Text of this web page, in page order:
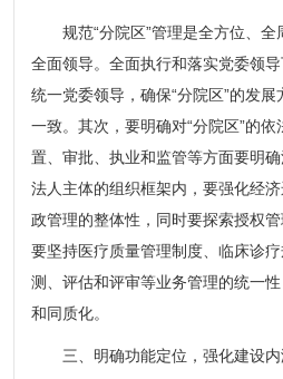
规范“分院区”管理是全方位、全
全面领导。全面执行和落实党委领
统一党委领导，确保“分院区”的发
一致。其次，要明确对“分院区”的
置、审批、执业和监管等方面要明
法人主体的组织框架内，要强化经
政管理的整体性，同时要探索授权
要坚持医疗质量管理制度、临床诊
测、评估和评审等业务管理的统一
和同质化。
三、明确功能定位，强化建设内